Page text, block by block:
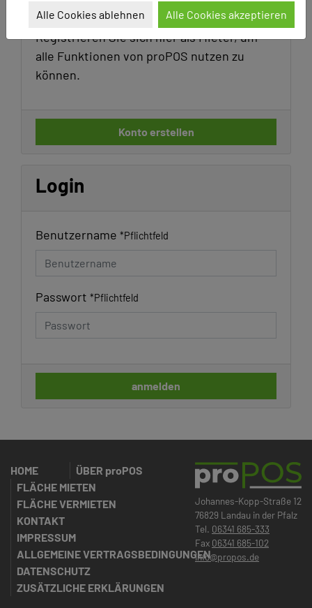
Registrieren Sie sich hier als Mieter, um
alle Funktionen von proPOS nutzen zu
können.
Konto erstellen
Login
Benutzername *Pflichtfeld
Passwort *Pflichtfeld
anmelden
HOME ÜBER proPOS
FLÄCHE MIETEN
FLÄCHE VERMIETEN
KONTAKT
IMPRESSUM
ALLGEMEINE VERTRAGSBEDINGUNGEN
DATENSCHUTZ
ZUSÄTZLICHE ERKLÄRUNGEN
Johannes-Kopp-Straße 12
76829 Landau in der Pfalz
Tel. 06341 685-333
Fax 06341 685-102
info@propos.de
Alle Cookies ablehnen Alle Cookies akzeptieren